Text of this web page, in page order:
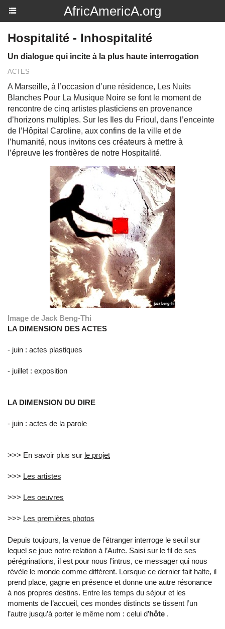
AfricAmericA.org
Hospitalité - Inhospitalité
Un dialogue qui incite à la plus haute interrogation
ACTES
A Marseille, à l’occasion d’une résidence, Les Nuits
Blanches Pour La Musique Noire se font le moment de
rencontre de cinq artistes plasticiens en provenance
d’horizons multiples. Sur les Iles du Frioul, dans l’enceinte
de l’Hôpital Caroline, aux confins de la ville et de
l’humanité, nous invitons ces créateurs à mettre à
l’épreuve les frontières de notre Hospitalité.
Image de Jack Beng-Thi
LA DIMENSION DES ACTES
- juin : actes plastiques
- juillet : exposition
LA DIMENSION DU DIRE
- juin : actes de la parole
>>> En savoir plus sur le projet
>>> Les artistes
>>> Les oeuvres
>>> Les premières photos
Depuis toujours, la venue de l’étranger interroge le seuil sur
lequel se joue notre relation à l’Autre. Saisi sur le fil de ses
pérégrinations, il est pour nous l’intrus, ce messager qui nous
révèle le monde comme différent. Lorsque ce dernier fait halte, il
prend place, gagne en présence et donne une autre résonance
à nos propres destins. Entre les temps du séjour et les
moments de l’accueil, ces mondes distincts se tissent l’un
l’autre jusqu’à porter le même nom : celui d’hôte .